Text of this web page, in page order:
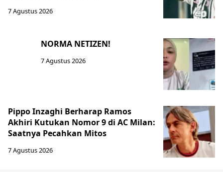
7 Agustus 2026
NORMA NETIZEN!
7 Agustus 2026
Pippo Inzaghi Berharap Ramos
Akhiri Kutukan Nomor 9 di AC Milan:
Saatnya Pecahkan Mitos
7 Agustus 2026